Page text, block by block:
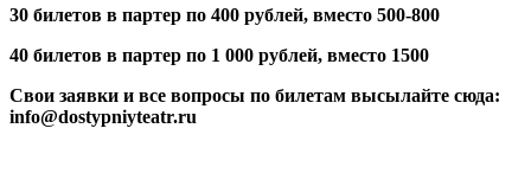
30 билетов в партер по 400 рублей, вместо 500-800
40 билетов в партер по 1 000 рублей, вместо 1500
Свои заявки и все вопросы по билетам высылайте сюда:
info@dostypniyteatr.ru